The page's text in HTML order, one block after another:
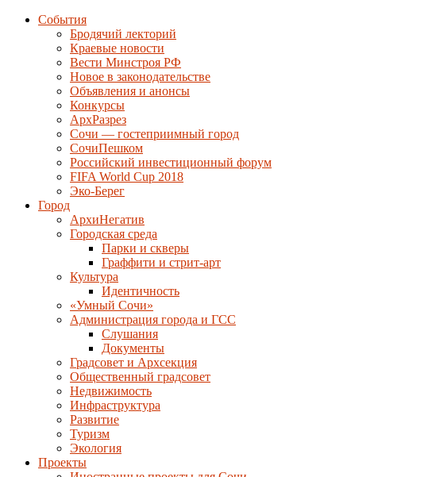
События
Бродячий лекторий
Краевые новости
Вести Минстроя РФ
Новое в законодательстве
Объявления и анонсы
Конкурсы
АрхРазрез
Сочи — гостеприимный город
СочиПешком
Российский инвестиционный форум
FIFA World Cup 2018
Эко-Берег
Город
АрхиНегатив
Городская среда
Парки и скверы
Граффити и стрит-арт
Культура
Идентичность
«Умный Сочи»
Администрация города и ГСС
Слушания
Документы
Градсовет и Архсекция
Общественный градсовет
Недвижимость
Инфраструктура
Развитие
Туризм
Экология
Проекты